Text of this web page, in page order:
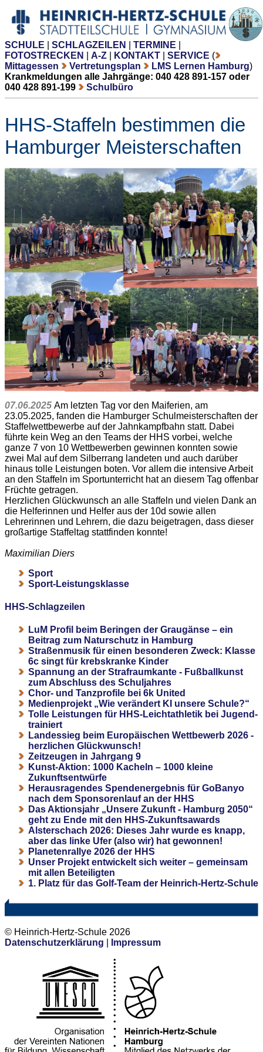
SCHULE SCHLAGZEILEN TERMINE
FOTOSTRECKEN
A-Z KONTAKT SERVICE (
Mittagessen
Vertretungsplan LMS Lernen Hamburg)
Krankmeldungen alle Jahrgänge: 040 428 891-157 oder
040 428 891-199
Schulbüro
HHS-Staffeln bestimmen die
Hamburger Meisterschaften
07.06.2025 Am letzten Tag vor den Maiferien, am
23.05.2025, fanden die Hamburger Schulmeisterschaften der
Staffelwettbewerbe auf der Jahnkampfbahn statt. Dabei
führte kein Weg an den Teams der HHS vorbei, welche
ganze 7 von 10 Wettbewerben gewinnen konnten sowie
zwei Mal auf dem Silberrang landeten und auch darüber
hinaus tolle Leistungen boten. Vor allem die intensive Arbeit
an den Staffeln im Sportunterricht hat an diesem Tag offenbar
Früchte getragen.
Herzlichen Glückwunsch an alle Staffeln und vielen Dank an
die Helferinnen und Helfer aus der 10d sowie allen
Lehrerinnen und Lehrern, die dazu beigetragen, dass dieser
großartige Staffeltag stattfinden konnte!
Maximilian Diers
Sport
Sport-Leistungsklasse
HHS-Schlagzeilen
LuM Profil beim Beringen der Graugänse – ein
Beitrag zum Naturschutz in Hamburg
Straßenmusik für einen besonderen Zweck: Klasse
6c singt für krebskranke Kinder
Spannung an der Strafraumkante - Fußballkunst
zum Abschluss des Schuljahres
Chor- und Tanzprofile bei 6k United
Medienprojekt „Wie verändert KI unsere Schule?“
Tolle Leistungen für HHS-Leichtathletik bei Jugend-
trainiert
Landessieg beim Europäischen Wettbewerb 2026 -
herzlichen Glückwunsch!
Zeitzeugen in Jahrgang 9
Kunst-Aktion: 1000 Kacheln – 1000 kleine
Zukunftsentwürfe
Herausragendes Spendenergebnis für GoBanyo
nach dem Sponsorenlauf an der HHS
Das Aktionsjahr „Unsere Zukunft - Hamburg 2050“
geht zu Ende mit den HHS-Zukunftsawards
Alsterschach 2026: Dieses Jahr wurde es knapp,
aber das linke Ufer (also wir) hat gewonnen!
Planetenrallye 2026 der HHS
Unser Projekt entwickelt sich weiter – gemeinsam
mit allen Beteiligten
1. Platz für das Golf-Team der Heinrich-Hertz-Schule
© Heinrich-Hertz-Schule 2026
Datenschutzerklärung
Impressum